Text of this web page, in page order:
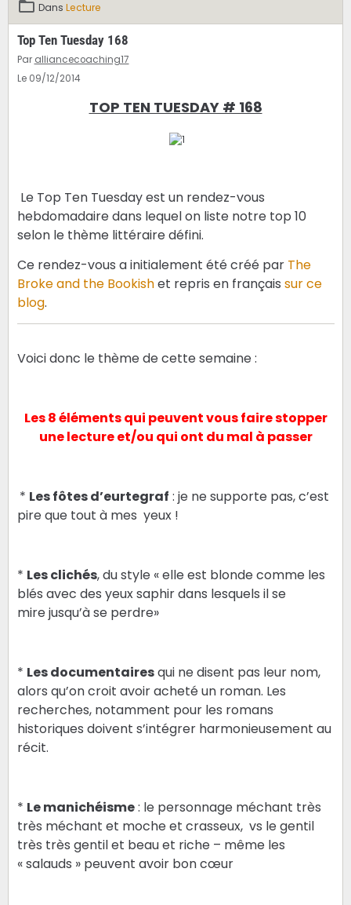
Dans Lecture
Top Ten Tuesday 168
Par alliancecoaching17
Le 09/12/2014
TOP TEN TUESDAY # 168
Le Top Ten Tuesday est un rendez-vous
hebdomadaire dans lequel on liste notre top 10
selon le thème littéraire défini.
Ce rendez-vous a initialement été créé par The
Broke and the Bookishet repris en français sur ce
blog.
Voici donc le thème de cette semaine :
Les 8 éléments qui peuvent vous faire stopper
une lecture et/ou qui ont du mal à passer
* Les fôtes d’eurtegraf : je ne supporte pas, c’est
pire que tout à mes yeux !
* Les clichés, du style « elle est blonde comme les
blés avec des yeux saphir dans lesquels il se
mire jusqu’à se perdre»
* Les documentairesqui ne disent pas leur nom,
alors qu’on croit avoir acheté un roman. Les
recherches, notamment pour les romans
historiques doivent s’intégrer harmonieusement au
récit.
* Le manichéisme: le personnage méchant très
très méchant et moche et crasseux, vs le gentil
très très gentil et beau et riche – même les
« salauds » peuvent avoir bon cœur